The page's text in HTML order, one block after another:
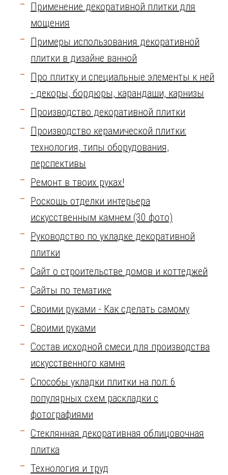
Применение декоративной плитки для
мощения
Примеры использования декоративной
плитки в дизайне ванной
Про плитку и специальные элементы к ней
- декоры, бордюры, карандаши, карнизы
Производство декоративной плитки
Производство керамической плитки:
технология, типы оборудования,
перспективы
Ремонт в твоих руках!
Роскошь отделки интерьера
искусственным камнем (30 фото)
Руководство по укладке декоративной
плитки
Сайт о строительстве домов и коттеджей
Сайты по тематике
Своими руками - Как сделать самому
Своими руками
Состав исходной смеси для производства
искусственного камня
Способы укладки плитки на пол: 6
популярных схем раскладки с
фотографиями
Стеклянная декоративная облицовочная
плитка
Технология и труд